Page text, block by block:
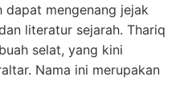
dapat mengenang jejak
literatur sejarah. Thariq
selat, yang kini
Nama ini merupakan